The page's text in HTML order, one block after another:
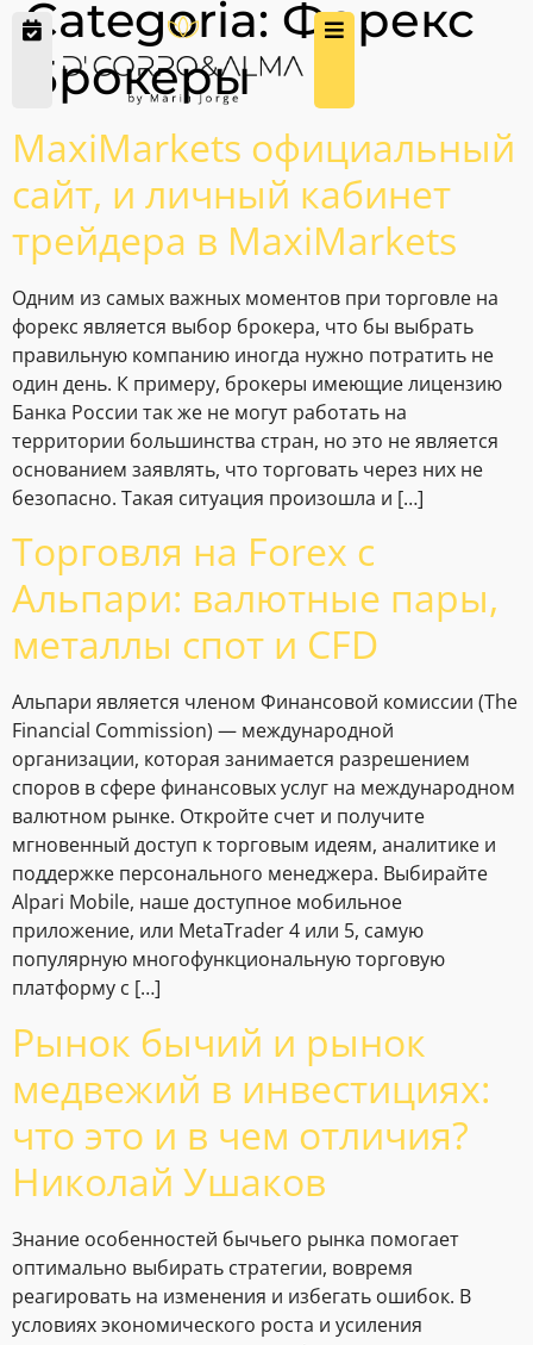
Categoria: Форекс
Брокеры
MaxiMarkets официальный
сайт, и личный кабинет
трейдера в MaxiMarkets
Одним из самых важных моментов при торговле на
форекс является выбор брокера, что бы выбрать
правильную компанию иногда нужно потратить не
один день. К примеру, брокеры имеющие лицензию
Банка России так же не могут работать на
территории большинства стран, но это не является
основанием заявлять, что торговать через них не
безопасно. Такая ситуация произошла и […]
Торговля на Forex с
Альпари: валютные пары,
металлы спот и CFD
Альпари является членом Финансовой комиссии (The
Financial Commission) — международной
организации, которая занимается разрешением
споров в сфере финансовых услуг на международном
валютном рынке. Откройте счет и получите
мгновенный доступ к торговым идеям, аналитике и
поддержке персонального менеджера. Выбирайте
Alpari Mobile, наше доступное мобильное
приложение, или MetaTrader 4 или 5, самую
популярную многофункциональную торговую
платформу с […]
Рынок бычий и рынок
медвежий в инвестициях:
что это и в чем отличия?
Николай Ушаков
Знание особенностей бычьего рынка помогает
оптимально выбирать стратегии, вовремя
реагировать на изменения и избегать ошибок. В
условиях экономического роста и усиления